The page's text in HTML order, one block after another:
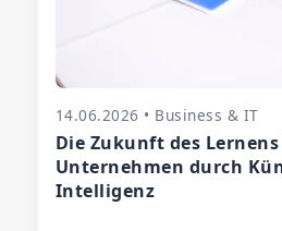
14.06.2026 • Business & IT
Die Zukunft des
Unternehmen durch
Intelligenz